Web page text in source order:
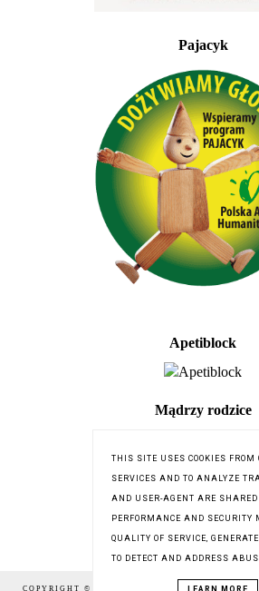
Pajacyk
Apetiblock
Mądrzy rodzice
COPYRIGHT © 2016 DZIĘGIELOWSKA.PL,
THIS SITE USES COOKIES FROM
SERVICES AND TO ANALYZE
AND USER-AGENT ARE SHARED
PERFORMANCE AND SECURITY
QUALITY OF SERVICE,
TO DETECT AND ADDRESS
LEARN MORE